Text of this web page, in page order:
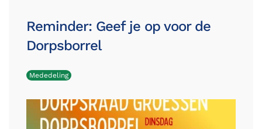
Reminder: Geef je op voor de
Dorpsborrel
Mededeling